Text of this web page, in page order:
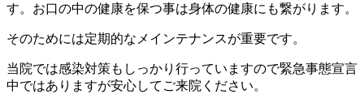
す。お口の中の健康を保つ事は身体の健康にも繋がります。
そのためには定期的なメインテナンスが重要です。
当院では感染対策もしっかり行っていますので緊急事態宣言
中ではありますが安心してご来院ください。